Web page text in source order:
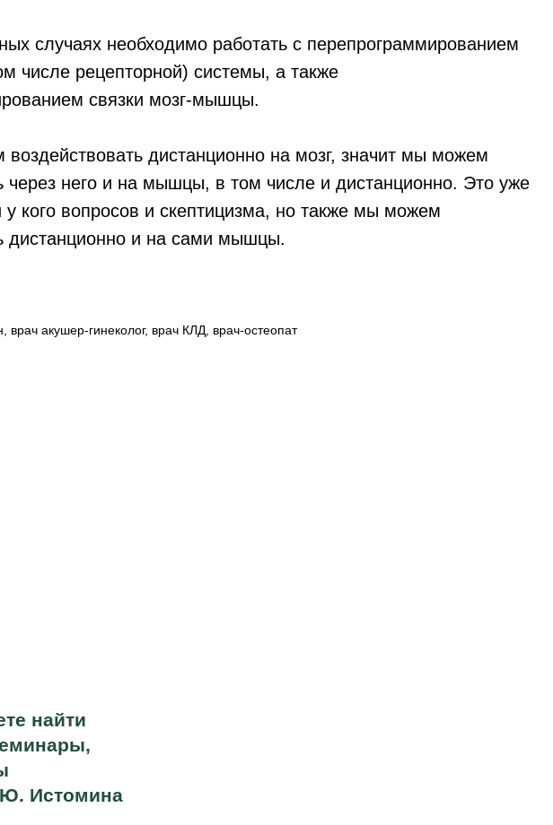
случаях необходимо работать с перепрограммированием
числе рецепторной) системы, а также
связки мозг-мышцы.
дистанционно на мозг, значит мы можем
через него и на мышцы, в том числе и дистанционно. Это уже
у кого вопросов и скептицизма, но также мы можем
дистанционно и на сами мышцы.
врач акушер-гинеколог, врач КЛД, врач-остеопат
Годовая программа